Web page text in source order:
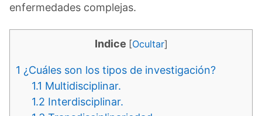
enfermedades complejas.
Indice [Ocultar]
1 ¿Cuáles son los tipos de investigación?
1.1 Multidisciplinar.
1.2 Interdisciplinar.